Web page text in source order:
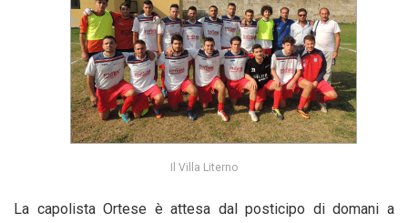
Il Villa Literno
La capolista Ortese è attesa dal posticipo di domani a